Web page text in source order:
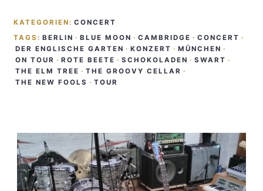
KATEGORIEN: CONCERT
TAGS: BERLIN · BLUE MOON · CAMBRIDGE · CONCERT ·
DER ENGLISCHE GARTEN · KONZERT · MÜNCHEN ·
ON TOUR · ROTE BEETE · SCHOKOLADEN · SWART ·
THE ELM TREE · THE GROOVY CELLAR ·
THE NEW FOOLS · TOUR